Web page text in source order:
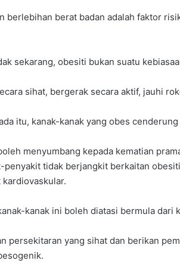
berlebihan berat badan adalah faktor
sekarang, obesiti bukan suatu
sihat, bergerak secara aktif, jauhi
itu, kanak-kanak yang obes
menyumbang kepada kematian
penyakit tidak berjangkit berkaitan
kardiovaskular.
kanak ini boleh diatasi bermula dari
persekitaran yang sihat dan berikan